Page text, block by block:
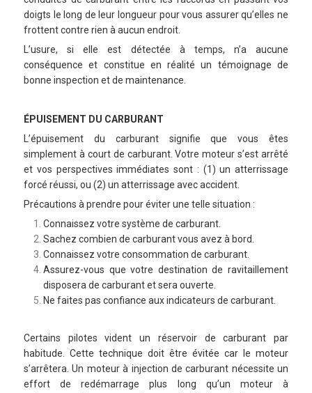
doigts le long de leur longueur pour vous assurer qu’elles ne
frottent contre rien à aucun endroit.
L’usure, si elle est détectée à temps, n’a aucune
conséquence et constitue en réalité un témoignage de
bonne inspection et de maintenance.
ÉPUISEMENT DU CARBURANT
L’épuisement du carburant signifie que vous êtes
simplement à court de carburant. Votre moteur s’est arrêté
et vos perspectives immédiates sont : (1) un atterrissage
forcé réussi, ou (2) un atterrissage avec accident.
Précautions à prendre pour éviter une telle situation :
Connaissez votre système de carburant.
Sachez combien de carburant vous avez à bord.
Connaissez votre consommation de carburant.
Assurez-vous que votre destination de ravitaillement
disposera de carburant et sera ouverte.
Ne faites pas confiance aux indicateurs de carburant.
Certains pilotes vident un réservoir de carburant par
habitude. Cette technique doit être évitée car le moteur
s’arrêtera. Un moteur à injection de carburant nécessite un
effort de redémarrage plus long qu’un moteur à